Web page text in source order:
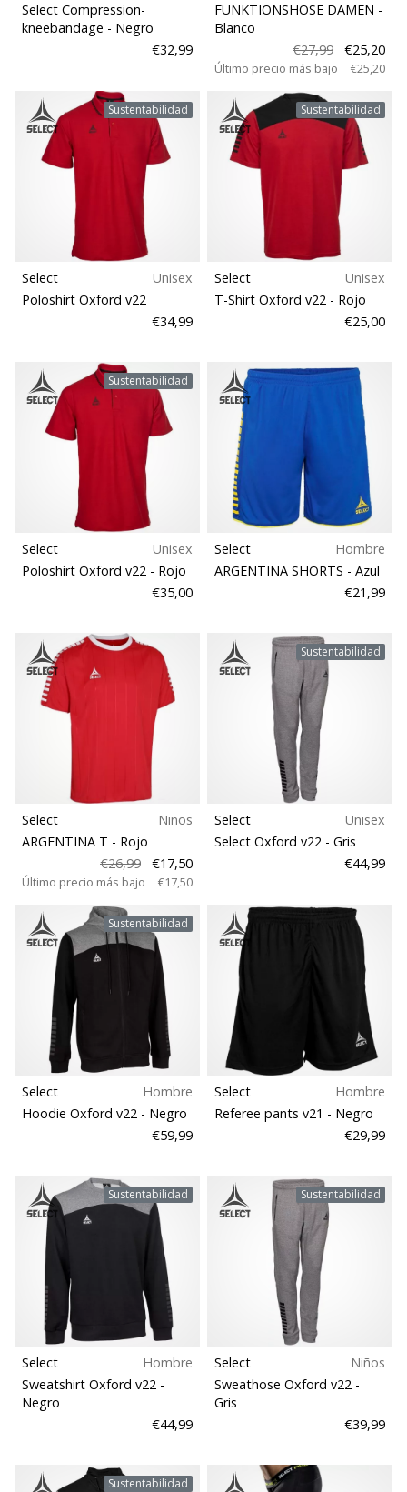
Select Compression-
kneebandage - Negro
€32,99
FUNKTIONSHOSE DAMEN -
Blanco
€27,99
€25,20
Último precio más bajo €25,20
Sustentabilidad
Select
Unisex
Poloshirt Oxford v22
€34,99
Sustentabilidad
Select
Unisex
T-Shirt Oxford v22 - Rojo
€25,00
Sustentabilidad
Select
Unisex
Poloshirt Oxford v22 - Rojo
€35,00
Select
Hombre
ARGENTINA SHORTS - Azul
€21,99
Select
Niños
ARGENTINA T - Rojo
€26,99
€17,50
Último precio más bajo €17,50
Sustentabilidad
Select
Unisex
Select Oxford v22 - Gris
€44,99
Sustentabilidad
Select
Hombre
Hoodie Oxford v22 - Negro
€59,99
Select
Hombre
Referee pants v21 - Negro
€29,99
Sustentabilidad
Select
Hombre
Sweatshirt Oxford v22 -
Negro
€44,99
Sustentabilidad
Select
Niños
Sweathose Oxford v22 -
Gris
€39,99
Sustentabilidad